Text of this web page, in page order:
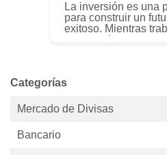
La inversión es una
para construir un
exitoso. Mientras
generar riqueza,
Categorías
Mercado de Divisas
Bancario